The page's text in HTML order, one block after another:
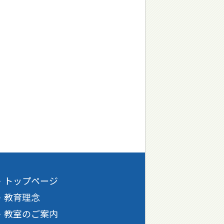
トップページ
教育理念
教室のご案内